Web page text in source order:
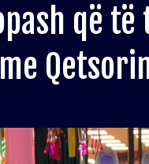
që